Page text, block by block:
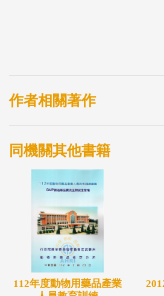
作者相關著作
同機關其他書籍
112年度動物用藥品產業